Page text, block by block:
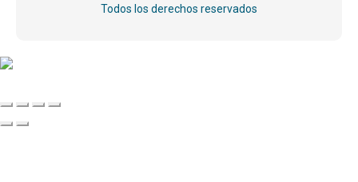
Todos los derechos reservados